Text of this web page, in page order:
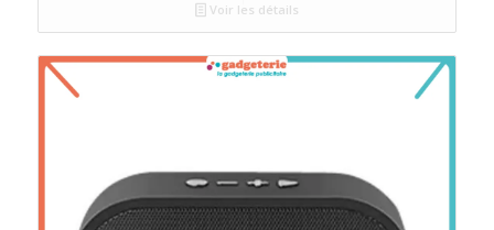
Voir les détails